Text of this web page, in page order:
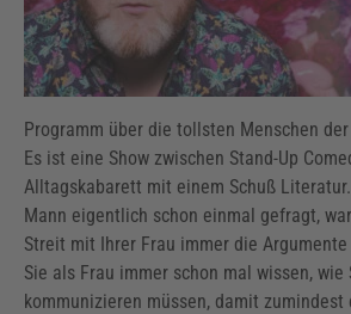
Programm über die tollsten Menschen
Es ist eine Show zwischen Stand-Up
Alltagskabarett mit einem Schuß
Mann eigentlich schon einmal gefragt,
Streit mit Ihrer Frau immer die
Sie als Frau immer schon mal wissen,
kommunizieren müssen, damit zumindest